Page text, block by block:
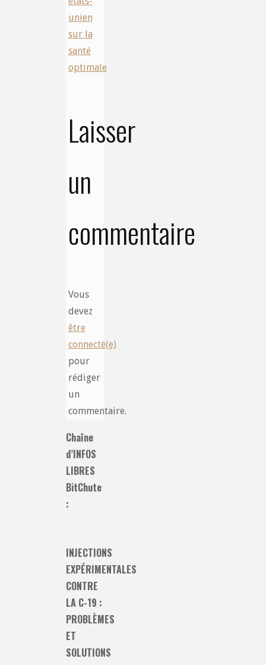
unien
sur la
santé
optimale
Laisser
un
commentaire
Vous
devez
être
connecté(e)
pour
rédiger
un
commentaire.
Chaîne
d’INFOS
LIBRES
BitChute
:
INJECTIONS
EXPÉRIMENTALES
CONTRE
LA C-19 :
PROBLÈMES
ET
SOLUTIONS